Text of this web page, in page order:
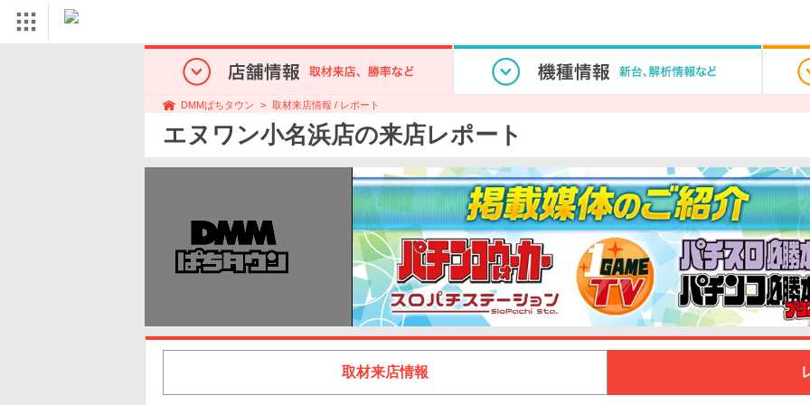
DMMぱちタウン 取材来店情報 / レポート
エヌワン小名浜店の来店レポート
取材来店情報